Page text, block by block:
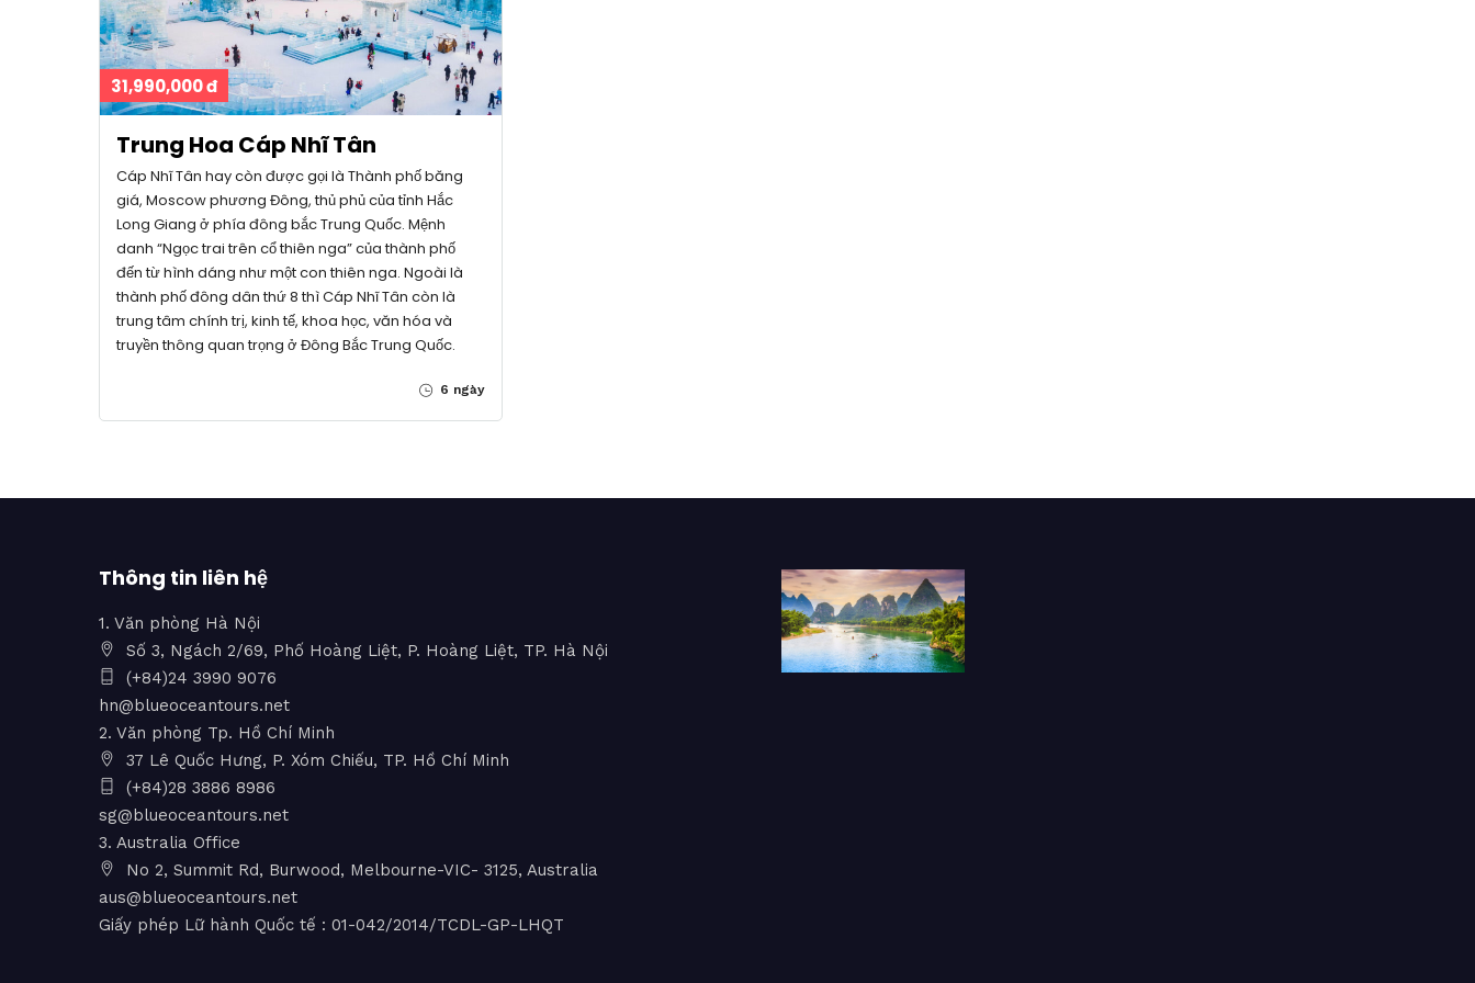
31,990,000 đ
Trung Hoa Cáp Nhĩ Tân
Cáp Nhĩ Tân hay còn được gọi là Thành phố băng
giá, Moscow phương Đông, thủ phủ của tỉnh Hắc
Long Giang ở phía đông bắc Trung Quốc. Mệnh
danh “Ngọc trai trên cổ thiên nga” của thành phố
đến từ hình dáng như một con thiên nga. Ngoài là
thành phố đông dân thứ 8 thì Cáp Nhĩ Tân còn là
trung tâm chính trị, kinh tế, khoa học, văn hóa và
truyền thông quan trọng ở Đông Bắc Trung Quốc.
6 ngày
Thông tin liên hệ
1. Văn phòng Hà Nội
Số 3, Ngách 2/69, Phố Hoàng Liệt, P. Hoàng Liệt, TP. Hà Nội
(+84)24 3990 9076
hn@blueoceantours.net
2. Văn phòng Tp. Hồ Chí Minh
37 Lê Quốc Hưng, P. Xóm Chiếu, TP. Hồ Chí Minh
(+84)28 3886 8986
sg@blueoceantours.net
3. Australia Office
No 2, Summit Rd, Burwood, Melbourne-VIC- 3125, Australia
aus@blueoceantours.net
Giấy phép Lữ hành Quốc tế : 01-042/2014/TCDL-GP-LHQT